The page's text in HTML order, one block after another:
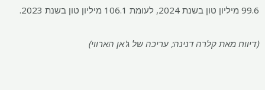
קלרה דנינה; עריכה של ג'אן הארווי)